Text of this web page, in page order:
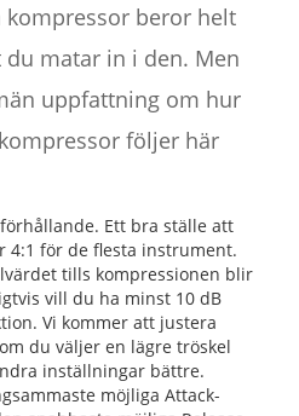
kompressor beror helt
matar in i den. Men
uppfattning om hur
följer här
Ett bra ställe att
4:1 för de flesta instrument.
tills kompressionen blir
vill du ha minst 10 dB
Vi kommer att justera
du väljer en lägre tröskel
inställningar bättre.
möjliga Attack-